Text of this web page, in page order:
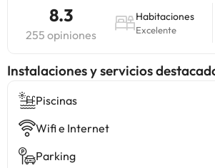
8.3
255 opiniones
Habitaciones
Excelente
Instalaciones y servicios
Piscinas
Wifi e Internet
Parking